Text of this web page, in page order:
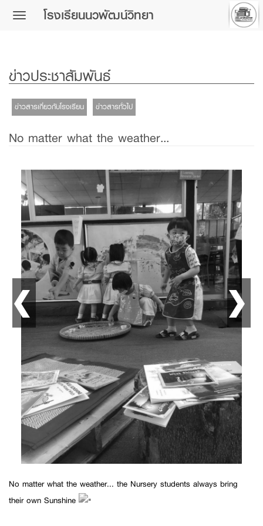
Toggle โรงเรียนนวพัฒน์วิทยา
ข่าวประชาสัมพันธ์
ข่าวสารเกี่ยวกับโรงเรียน ข่าวสารทั่วไป
No matter what the weather...
No matter what the weather... the Nursery students always bring
their own Sunshine